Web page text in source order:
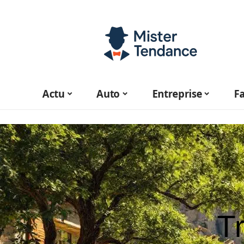
Actu Auto Entreprise